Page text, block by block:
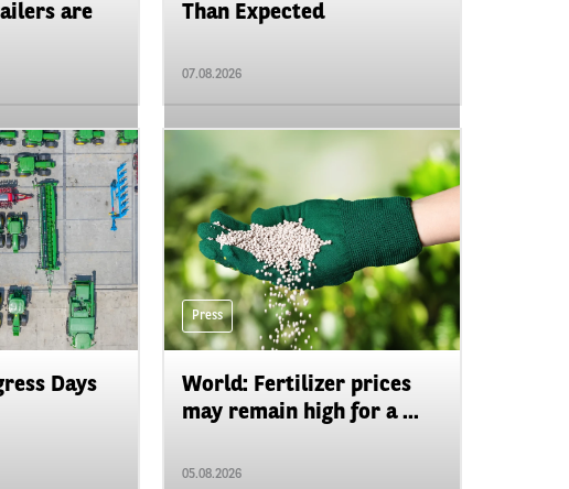
are
Than Expected
07.08.2026
Days
Press
World: Fertilizer prices
may remain high for a ...
05.08.2026